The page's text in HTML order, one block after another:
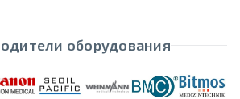
оборудования